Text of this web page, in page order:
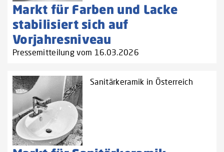
Markt für Farben und Lacke
stabilisiert sich auf
Vorjahresniveau
Pressemitteilung vom 16.03.2026
Sanitärkeramik in Österreich